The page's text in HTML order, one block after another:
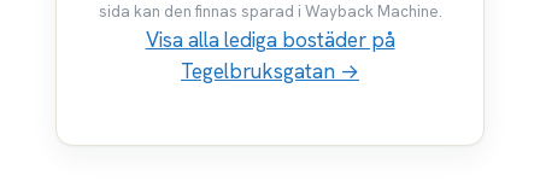
sida kan den finnas sparad i Wayback Machine.
Visa alla lediga bostäder på
Tegelbruksgatan →